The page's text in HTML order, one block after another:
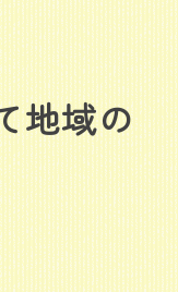
地域の